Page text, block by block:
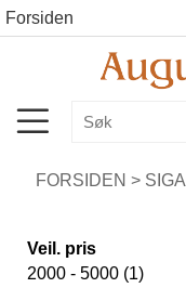
Forsiden
FORSIDEN >
Veil. pris
2000 - 5000 (1)